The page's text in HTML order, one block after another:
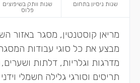
מריאן קוסטנטין, מסגר באזור
מבצע את כל סוגי עבודות
מדרגות וגלריות, דלתות
תריסים וסורגי גלילה חשמלי
שנות ניסיון בתחום
שנות וותק בשיפוצים
פלוס